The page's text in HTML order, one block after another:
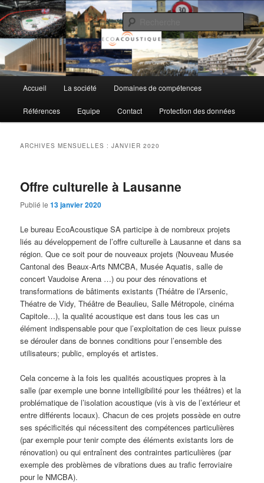
Aller
au
contenu
principal
Aller
au
contenu
secondaireEcoAcoustique SA
principal
Accueil La société Domaines de compétences
Références Equipe Contact Protection des données
ARCHIVES MENSUELLES :JANVIER 2020
Offre culturelle à Lausanne
Publié le13 janvier 2020
Le bureau EcoAcoustique SA participe à de nombreux projets
liés au développement de l’offre culturelle à Lausanne et dans sa
région. Que ce soit pour de nouveaux projets (Nouveau Musée
Cantonal des Beaux-Arts NMCBA, Musée Aquatis, salle de
concert Vaudoise Arena …) ou pour des rénovations et
transformations de bâtiments existants (Théâtre de l’Arsenic,
Théatre de Vidy, Théâtre de Beaulieu, Salle Métropole, cinéma
Capitole…), la qualité acoustique est dans tous les cas un
élément indispensable pour que l’exploitation de ces lieux puisse
se dérouler dans de bonnes conditions pour l’ensemble des
utilisateurs; public, employés et artistes.
Cela concerne à la fois les qualités acoustiques propres à la
salle (par exemple une bonne intelligibilité pour les théâtres) et la
problématique de l’isolation acoustique (vis à vis de l’extérieur et
entre différents locaux). Chacun de ces projets possède en outre
ses spécificités qui nécessitent des compétences particulières
(par exemple pour tenir compte des éléments existants lors de
rénovation) ou qui entraînent des contraintes particulières (par
exemple des problèmes de vibrations dues au trafic ferroviaire
pour le NMCBA).